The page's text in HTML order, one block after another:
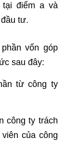
điểm a và
tư.
vốn góp
sau đây:
từ công ty
công ty trách
của công